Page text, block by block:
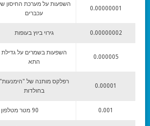
0.00000001
השפעות על מערכת החיסון
עכברים
0.00000002 גירוי ביוץ בעופות
0.000005
השפעות בשמרים על גדילת
התא
0.00001
רפלקס מותנה של "הימנעות"
בחולדות
0.001 90 מטר מטלפון סלולרי